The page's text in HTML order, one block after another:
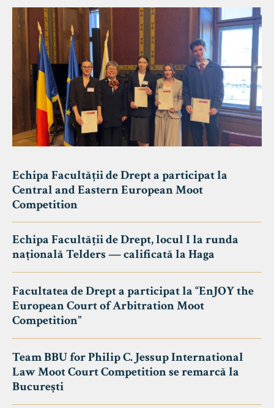
Echipa Facultății de Drept a participat la
Central and Eastern European Moot
Competition
Echipa Facultății de Drept, locul I la runda
națională Telders — calificată la Haga
Facultatea de Drept a participat la “EnJOY the
European Court of Arbitration Moot
Competition”
Team BBU for Philip C. Jessup International
Law Moot Court Competition se remarcă la
București